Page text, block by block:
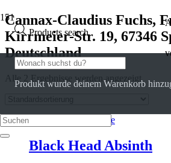
Products search
Produkt wurde deinem Warenkorb
Cannax-Claudius Fuchs,
Kirrmeier-Str. 19, 67346
Deutschland
Alle 2 Ergebnisse werden angezeigt
Black Head Absinth